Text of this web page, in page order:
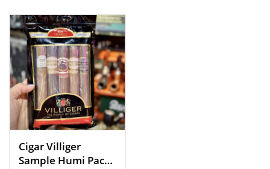
Cigar Villiger
Sample Humi Pack